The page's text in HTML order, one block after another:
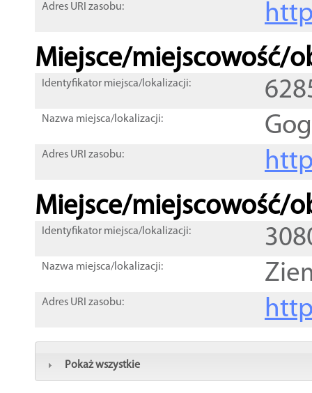
Adres URI zasobu:
Miejsce/miejscowość/
Identyfikator miejsca/lokalizacji:
Nazwa miejsca/lokalizacji:
Adres URI zasobu:
Miejsce/miejscowość/
Identyfikator miejsca/lokalizacji:
Nazwa miejsca/lokalizacji:
Adres URI zasobu:
Pokaż wszystkie